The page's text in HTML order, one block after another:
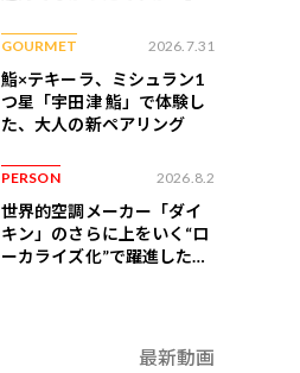
GOURMET 2026.7.31
鮨×テキーラ、ミシュラン1
つ星「宇田津 鮨」で体験し
た、大人の新ペアリング
PERSON 2026.8.2
世界的空調メーカー「ダイ
キン」のさらに上をいく“ロ
ーカライズ化”で躍進したイ
最新動画